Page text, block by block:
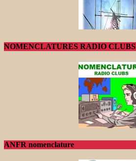
NOMENCLATURES RADIO CLUBS
ANFR nomenclature